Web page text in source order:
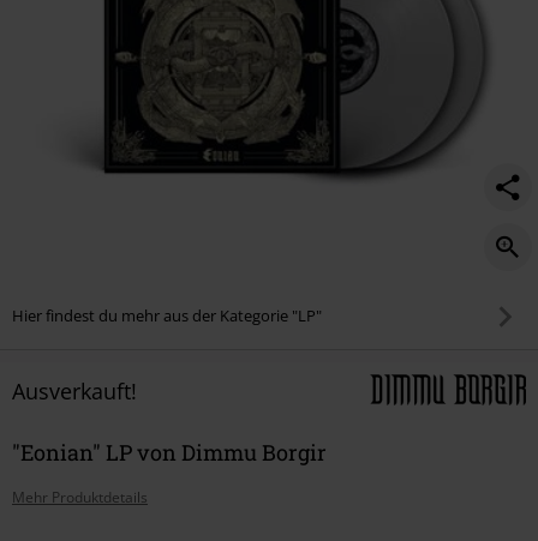
Hier findest du mehr aus der Kategorie "LP"
Ausverkauft!
"Eonian" LP von Dimmu Borgir
Mehr Produktdetails